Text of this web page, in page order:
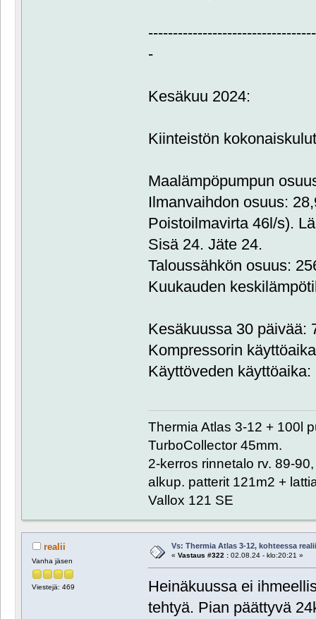
-
Kesäkuu 2024:
Kiinteistön
Maalämpöpumpun
Ilmanvaihdon osuus:
Poistoilmavirta 46l/s).
Sisä 24. Jäte 24.
Taloussähkön osuus:
Kuukauden
Kesäkuussa 30 päivää:
Kompressorin
Käyttöveden käyttöaika:
Thermia Atlas 3-12 + 100l
TurboCollector 45mm.
2-kerros rinnetalo rv. 89-
alkup. patterit 121m2 +
Vallox 121 SE
realii
Vanha jäsen
Viestejä: 469
Vs: Thermia Atlas 3-12, kohteessa realii
« Vastaus #322 :02.08.24 - klo:20:21 »
Heinäkuussa ei
tehtyä. Pian päättyvä